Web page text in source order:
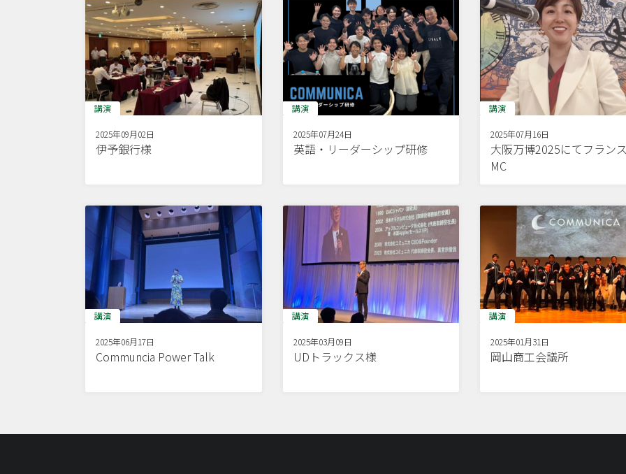
講演
2025年09月02日
伊予銀行様
講演
2025年07月24日
英語・リーダーシップ研修
講演
2025年07月16日
大阪万博2025にてフラン
MC
講演
2025年06月17日
Communcia Power Talk
講演
2025年03月09日
UDトラックス様
講演
2025年01月31日
岡山商工会議所